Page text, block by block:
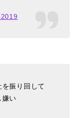
振り回して
い